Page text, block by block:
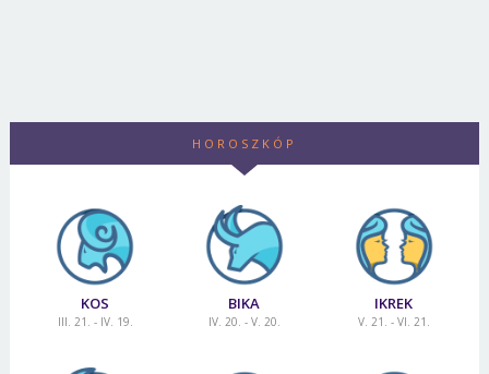
HOROSZKÓP
KOS
III. 21. - IV. 19.
BIKA
IV. 20. - V. 20.
IKREK
V. 21. - VI. 21.